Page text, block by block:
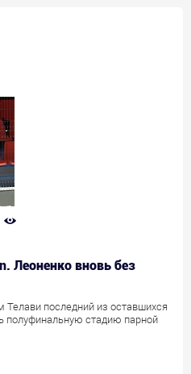
Леоненко вновь без
Телави последний из оставшихся
полуфинальную стадию парной